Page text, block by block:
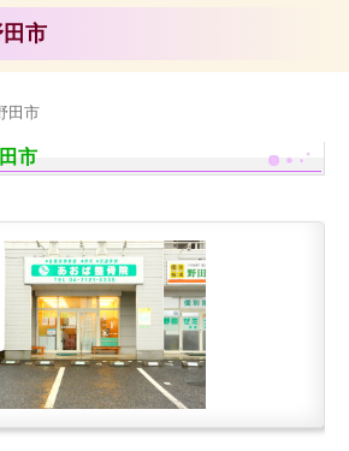
市
田市
市